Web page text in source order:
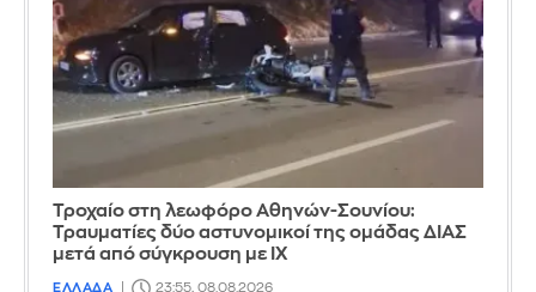
Τροχαίο στη λεωφόρο Αθηνών-Σουνίου:
Τραυματίες δύο αστυνομικοί της ομάδας ΔΙΑΣ
μετά από σύγκρουση με ΙΧ
ΕΛΛΑΔΑ 23:55, 08.08.2026